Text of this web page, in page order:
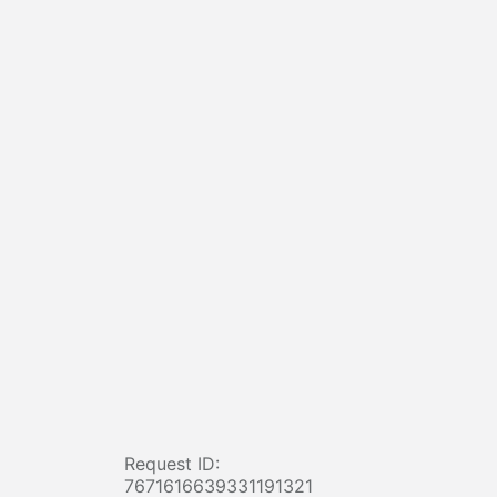
Request ID:
7671616639331191321